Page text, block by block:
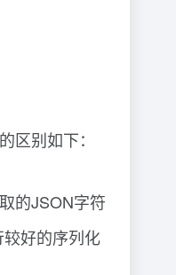
别如下：
的JSON字符
好的序列化